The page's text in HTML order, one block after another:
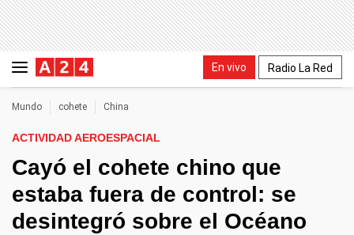
En vivo Radio La Red
Mundo cohete China
ACTIVIDAD AEROESPACIAL
Cayó el cohete chino que
estaba fuera de control: se
desintegró sobre el Océano